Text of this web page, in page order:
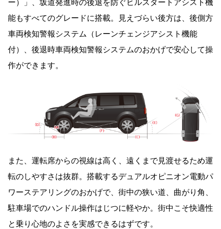
ー）」、坂道発進時の後退を防ぐヒルスタートアシスト機
能もすべてのグレードに搭載。見えづらい後方は、後側方
車両検知警報システム（レーンチェンジアシスト機能
付）、後退時車両検知警報システムのおかげで安心して操
作ができます。
また、運転席からの視線は高く、遠くまで見渡せるため運
転のしやすさは抜群。 搭載するデュアルオピニオン電動パ
ワーステアリングのおかげで、街中の狭い道、曲がり角、
駐車場でのハンドル操作はじつに軽やか。街中こそ快適性
と乗り心地のよさを実感できるはずです。